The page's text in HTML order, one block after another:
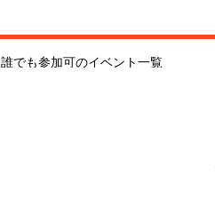
誰でも参加可のイベント一覧